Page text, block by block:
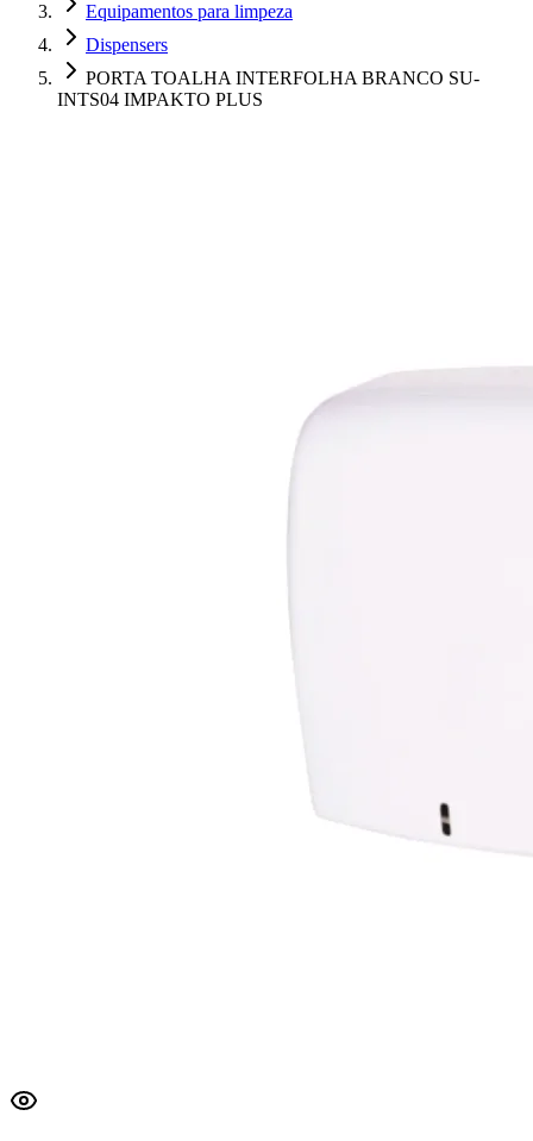
Equipamentos para limpeza
Dispensers
PORTA TOALHA INTERFOLHA BRANCO SU-
INTS04 IMPAKTO PLUS